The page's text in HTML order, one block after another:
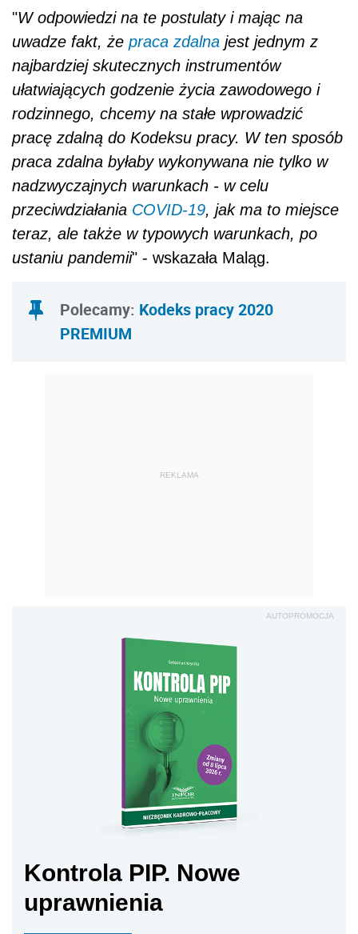
"W odpowiedzi na te postulaty i mając na
uwadze fakt, że praca zdalna jest jednym z
najbardziej skutecznych instrumentów
ułatwiających godzenie życia zawodowego i
rodzinnego, chcemy na stałe wprowadzić
pracę zdalną do Kodeksu pracy. W ten sposób
praca zdalna byłaby wykonywana nie tylko w
nadzwyczajnych warunkach - w celu
przeciwdziałania COVID-19, jak ma to miejsce
teraz, ale także w typowych warunkach, po
ustaniu pandemii" - wskazała Maląg.
Polecamy: Kodeks pracy 2020
PREMIUM
REKLAMA
AUTOPROMOCJA
Kontrola PIP. Nowe
uprawnienia